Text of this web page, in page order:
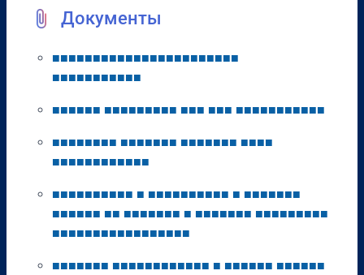
Документы
■■■■■■■■■■■■■■■■■■■■■■■
■■■■■■■■■■■
■■■■■■ ■■■■■■■■■ ■■■ ■■■ ■■■■■■■■■■■
■■■■■■■■ ■■■■■■■ ■■■■■■■ ■■■■
■■■■■■■■■■■■
■■■■■■■■■■ ■ ■■■■■■■■■■ ■ ■■■■■■■
■■■■■■ ■■ ■■■■■■■ ■ ■■■■■■■ ■■■■■■■■■
■■■■■■■■■■■■■■■■■
■■■■■■■ ■■■■■■■■■■■■ ■ ■■■■■■ ■■■■■■